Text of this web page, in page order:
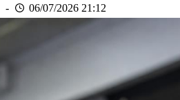
06/07/2026 21:12